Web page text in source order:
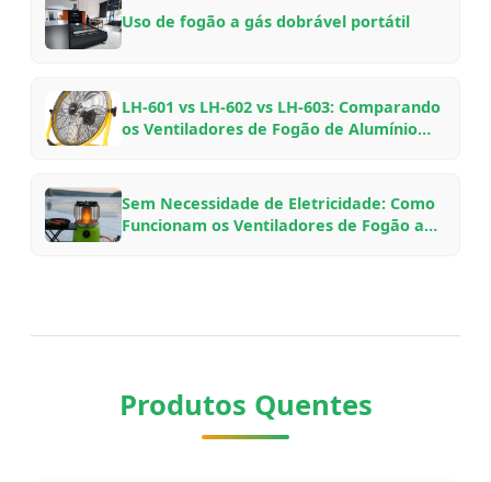
Uso de fogão a gás dobrável portátil
LH-601 vs LH-602 vs LH-603: Comparando
os Ventiladores de Fogão de Alumínio
Sem Necessidade de Eletricidade: Como
Funcionam os Ventiladores de Fogão a
Produtos Quentes